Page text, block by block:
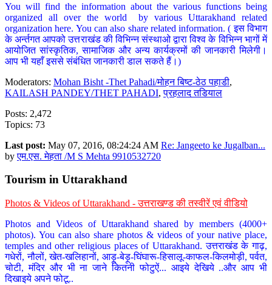
You will find the information about the various functions being
organized all over the world by various Uttarakhand related
organization here. You can also share related information. ( इस विभाग
के अर्न्तगत आपको उत्तराखंड की विभिन्न संस्थाओ द्वारा विश्व के विभिन्न भागों में
आयोजित सांस्कृतिक, सामाजिक और अन्य कार्यक्रमों की जानकारी मिलेगी।
आप भी यहाँ इससे संबंधित जानकारी डाल सकते हैं।)
Moderators: Mohan Bisht -Thet Pahadi/मोहन बिष्ट-ठेठ पहाडी,
KAILASH PANDEY/THET PAHADI,प्रहलाद तडियाल
Posts: 2,472
Topics: 73
Last post: May 07, 2016, 08:24:24 AM Re: Jangeeto ke Jugalban...
byएम.एस. मेहता /M S Mehta 9910532720
Tourism in Uttarakhand
Photos & Videos of Uttarakhand - उत्तराखण्ड की तस्वीरें एवं वीडियो
Photos and Videos of Uttarakhand shared by members (4000+
photos). You can also share photos & videos of your native place,
temples and other religious places of Uttarakhand. उत्तराखंड के गाढ़,
गधेरों, नौलों, खेत-खलिहानों, आड़ू-बेड़ू-घिंघारू-हिसालू-काफल-किलमोड़ी, पर्वत,
चोटी, मंदिर और भी ना जाने कितनी फोटुऐं... आइये देखिये ..और आप भी
दिखाइये अपने फोटू..